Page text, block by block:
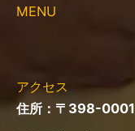
MENU
アクセス
住所：〒398-0001